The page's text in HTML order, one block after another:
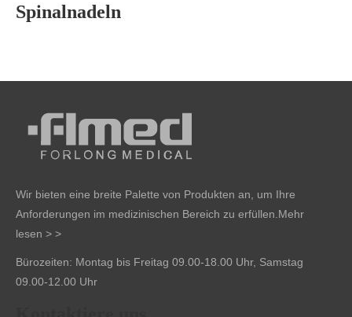
Spinalnadeln
Wir bieten eine breite Palette von Produkten an, um Ihre
Anforderungen im medizinischen Bereich zu erfüllen. Mehr
lesen > >
Bürozeiten: Montag bis Freitag 09.00-18.00 Uhr, Samstag
09.00-12.00 Uhr